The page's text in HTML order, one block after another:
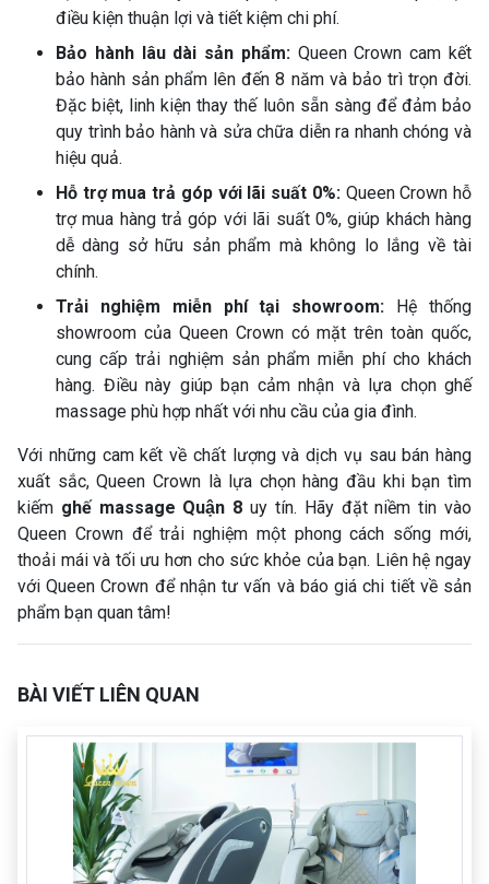
điều kiện thuận lợi và tiết kiệm chi phí.
Bảo hành lâu dài sản phẩm:Queen Crown cam kết
bảo hành sản phẩm lên đến 8 năm và bảo trì trọn đời.
Đặc biệt, linh kiện thay thế luôn sẵn sàng để đảm bảo
quy trình bảo hành và sửa chữa diễn ra nhanh chóng và
hiệu quả.
Hỗ trợ mua trả góp với lãi suất 0%:Queen Crown hỗ
trợ mua hàng trả góp với lãi suất 0%, giúp khách hàng
dễ dàng sở hữu sản phẩm mà không lo lắng về tài
chính.
Trải nghiệm miễn phí tại showroom: Hệ thống
showroom của Queen Crown có mặt trên toàn quốc,
cung cấp trải nghiệm sản phẩm miễn phí cho khách
hàng. Điều này giúp bạn cảm nhận và lựa chọn ghế
massage phù hợp nhất với nhu cầu của gia đình.
Với những cam kết về chất lượng và dịch vụ sau bán hàng
xuất sắc, Queen Crown là lựa chọn hàng đầu khi bạn tìm
kiếm ghế massage Quận 8 uy tín. Hãy đặt niềm tin vào
Queen Crown để trải nghiệm một phong cách sống mới,
thoải mái và tối ưu hơn cho sức khỏe của bạn. Liên hệ ngay
với Queen Crown để nhận tư vấn và báo giá chi tiết về sản
phẩm bạn quan tâm!
BÀI VIẾT LIÊN QUAN